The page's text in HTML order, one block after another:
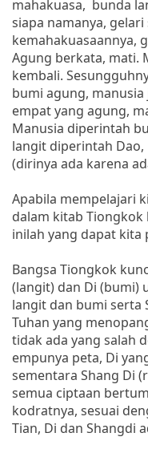
mahakuasa, bunda
siapa namanya, gelari
kemahakuasaannya,
Agung berkata, mati.
kembali.
bumi agung,
empat yang agung,
Manusia diperintah
langit diperintah Dao,
(dirinya ada karena
Apabila mempelajari
dalam kitab Tiongkok
inilah yang dapat kita
Bangsa Tiongkok
(langit) dan Di (bumi)
langit dan bumi serta
Tuhan yang
tidak ada yang salah
empunya peta, Di
sementara Shang Di
semua ciptaan
kodratnya, sesuai
Tian, Di dan Shangdi